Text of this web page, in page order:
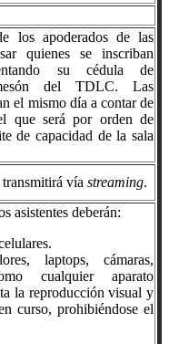
los apoderados de las
quienes se inscriban
su cédula de
del TDLC. Las
el mismo día a contar de
que será por orden de
de capacidad de la sala
transmitirá vía streaming.
asistentes deberán:
laptops, cámaras,
cualquier aparato
la reproducción visual y
curso, prohibiéndose el